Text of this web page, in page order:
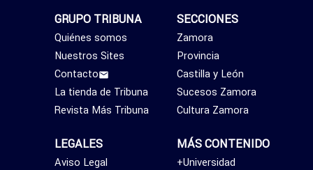
SECCIONES
Zamora
Provincia
Castilla y León
Sucesos Zamora
Cultura Zamora
MÁS CONTENIDO
+Universidad
GRUPO TRIBUNA
Quiénes somos
Nuestros Sites
Contacto
La tienda de Tribuna
Revista Más Tribuna
LEGALES
Aviso Legal